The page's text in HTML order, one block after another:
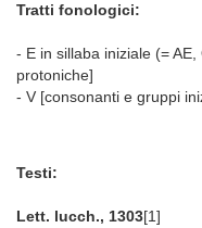
Tratti fonologici:
- E in sillaba iniziale (=
protoniche]
- V [consonanti e gruppi
Testi:
Lett. lucch., 1303[1]